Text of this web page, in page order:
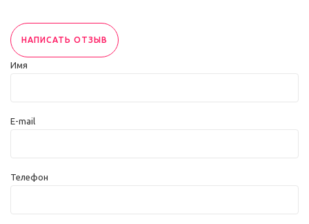
НАПИСАТЬ ОТЗЫВ
Имя
E-mail
Телефон